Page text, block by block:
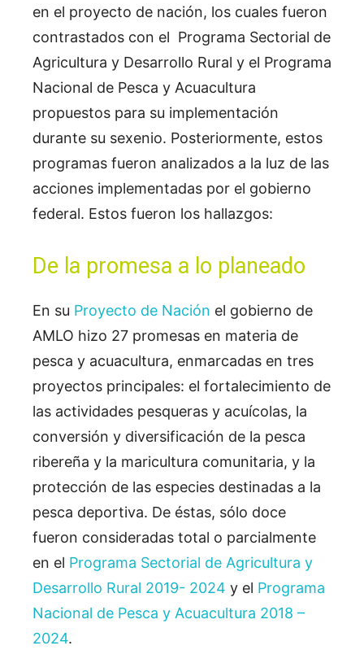
en el proyecto de nación, los cuales fueron
contrastados con el Programa Sectorial de
Agricultura y Desarrollo Rural y el Programa
Nacional de Pesca y Acuacultura
propuestos para su implementación
durante su sexenio. Posteriormente, estos
programas fueron analizados a la luz de las
acciones implementadas por el gobierno
federal. Estos fueron los hallazgos:
De la promesa a lo planeado
En su Proyecto de Nación el gobierno de
AMLO hizo 27 promesas en materia de
pesca y acuacultura, enmarcadas en tres
proyectos principales: el fortalecimiento de
las actividades pesqueras y acuícolas, la
conversión y diversificación de la pesca
ribereña y la maricultura comunitaria, y la
protección de las especies destinadas a la
pesca deportiva. De éstas, sólo doce
fueron consideradas total o parcialmente
en el Programa Sectorial de Agricultura y
Desarrollo Rural 2019- 2024 y el Programa
Nacional de Pesca y Acuacultura 2018 –
2024.